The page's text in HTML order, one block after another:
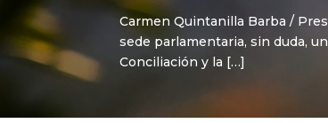
Carmen Quintanilla Barba /
sede parlamentaria, sin duda,
Conciliación y la […]